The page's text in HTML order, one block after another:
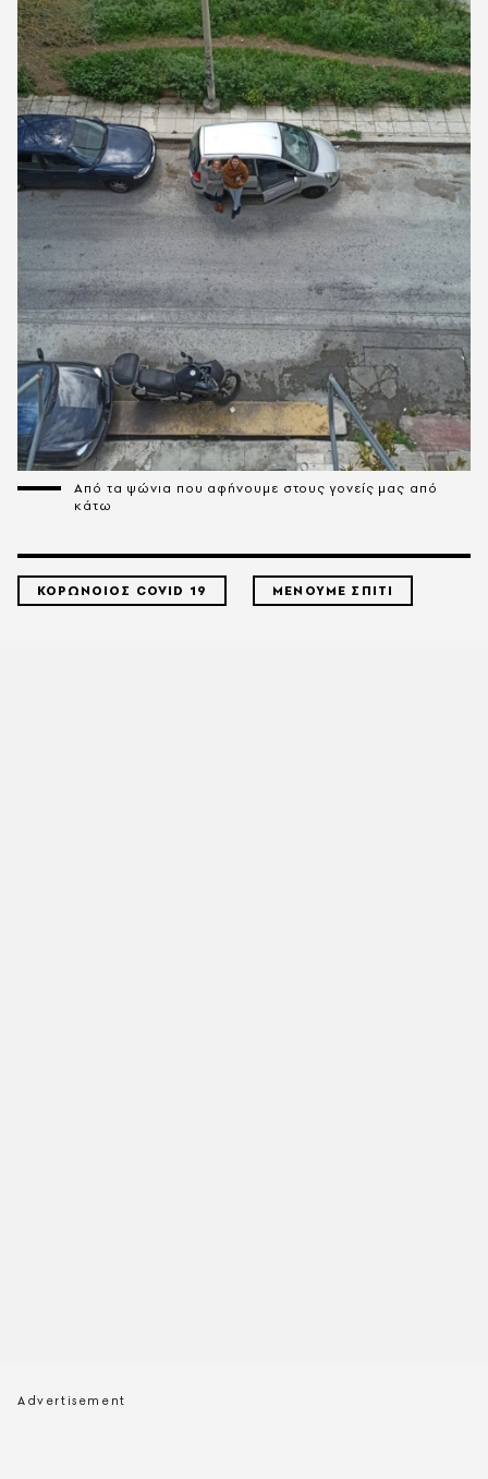
Από τα ψώνια που αφήνουμε στους γονείς μας από
κάτω
ΚΟΡΩΝΟΙΟΣ COVID 19 ΜΕΝΟΥΜΕ ΣΠΙΤΙ